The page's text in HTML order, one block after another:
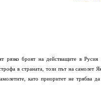
рязко броят на действащите в
в страната, този път на
като приоритет не трябва